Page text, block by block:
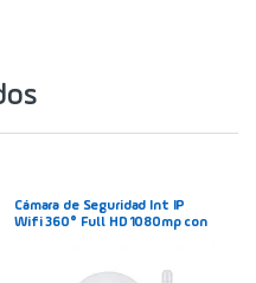
Cámara de Seguridad Int IP
Wifi 360° Full HD 1080mp con